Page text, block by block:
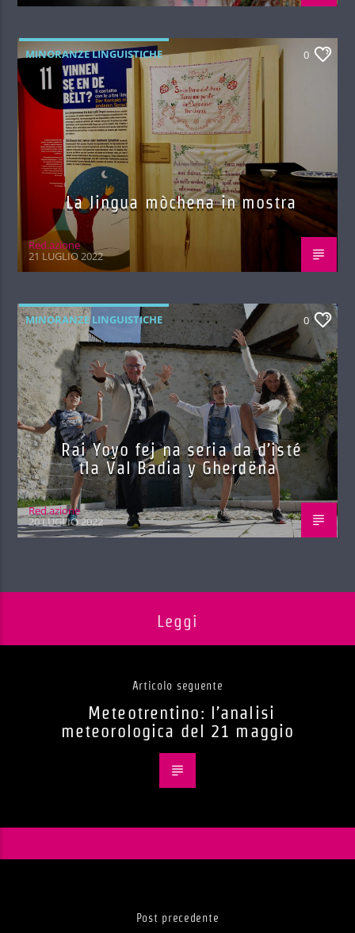
MINORANZE LINGUISTICHE 0
La lingua mòchena in mostra
Red.azione
21 LUGLIO 2022
MINORANZE LINGUISTICHE 0
Rai Yoyo fej na seria da d’isté
tla Val Badia y Gherdëna
Red.azione
20 LUGLIO 2022
Leggi
Articolo seguente
Meteotrentino: l’analisi
meteorologica del 21 maggio
Post precedente